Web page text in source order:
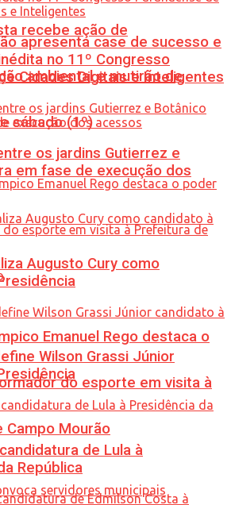
recebe ação de
ambiental e mutirão de
sábado (1º)
Emanuel Rego destaca o
do esporte em visita à
Campo Mourão
apresenta case de sucesso e
no 11º Congresso
Cidades Digitais e Inteligentes
os jardins Gutierrez e
em fase de execução dos
Augusto Cury como
Wilson Grassi Júnior
de Lula à
República